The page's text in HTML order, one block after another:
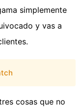
simplemente
y vas a
cosas que no